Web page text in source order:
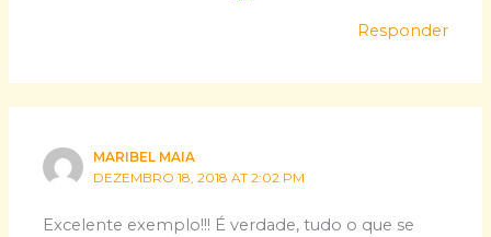
Responder
MARIBEL MAIA
DEZEMBRO 18, 2018 AT 2:02 PM
Excelente exemplo!!! É verdade, tudo o que se